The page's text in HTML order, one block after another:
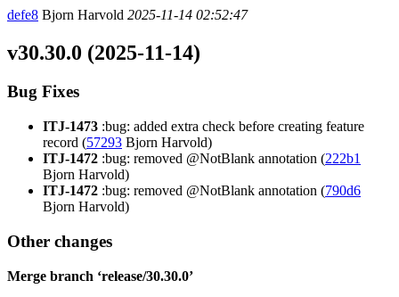
defe8 Bjorn Harvold 2025-11-14 02:52:47
v30.30.0 (2025-11-14)
Bug Fixes
ITJ-1473 :bug: added extra check before creating feature
record (57293 Bjorn Harvold)
ITJ-1472 :bug: removed @NotBlank annotation (222b1
Bjorn Harvold)
ITJ-1472 :bug: removed @NotBlank annotation (790d6
Bjorn Harvold)
Other changes
Merge branch ‘release/30.30.0’